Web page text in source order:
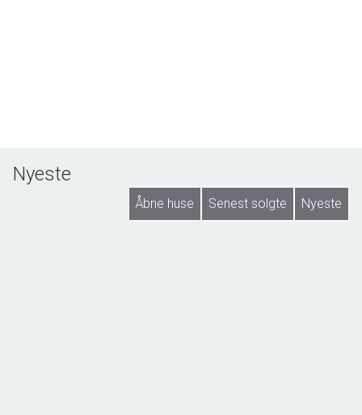
Nyeste
Åbne huse Senest solgte Nyeste